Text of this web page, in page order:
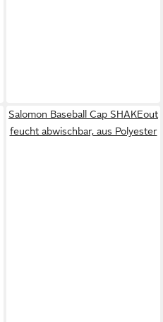
Salomon Baseball Cap SHAKEout
feucht abwischbar, aus Polyester